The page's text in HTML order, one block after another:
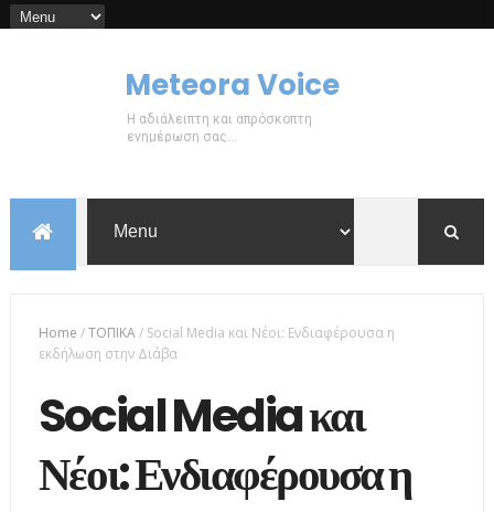
Meteora Voice
Η αδιάλειπτη και απρόσκοπτη
ενημέρωση σας...
Home /ΤΟΠΙΚΑ/ Social Media και Νέοι: Ενδιαφέρουσα η
εκδήλωση στην Διάβα
Social Media και
Νέοι: Ενδιαφέρουσα η